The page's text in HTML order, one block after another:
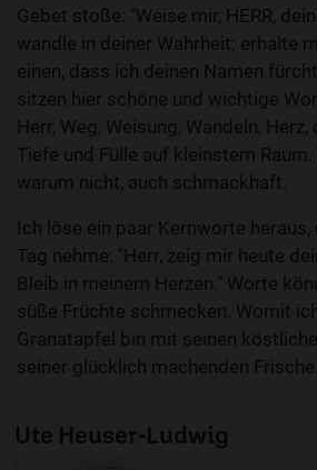
Gebet stoße: "Weise mir, HERR,
wandle in deiner Wahrheit; erhalte
einen, dass ich deinen Namen
sitzen hier schöne und wichtige
Herr, Weg, Weisung, Wandeln, Herz,
Tiefe und Fülle auf kleinstem
warum nicht, auch schmackhaft.
Ich löse ein paar Kernworte
Tag nehme: "Herr, zeig mir heute
Bleib in meinem Herzen." Worte
süße Früchte schmecken. Womit
Granatapfel bin mit seinen
seiner glücklich machenden Frische.
Ute Heuser-Ludwig